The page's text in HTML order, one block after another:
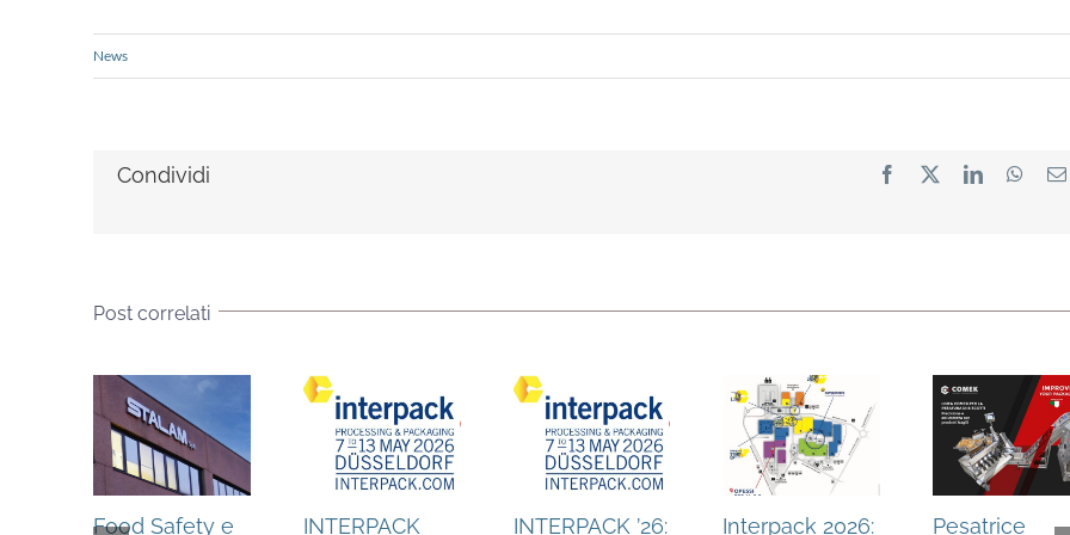
News
Condividi Facebook
X LinkedIn
Post correlati
Food Safety e
INTERPACK
INTERPACK ’26:
Interpack 2026:
Pesatrice